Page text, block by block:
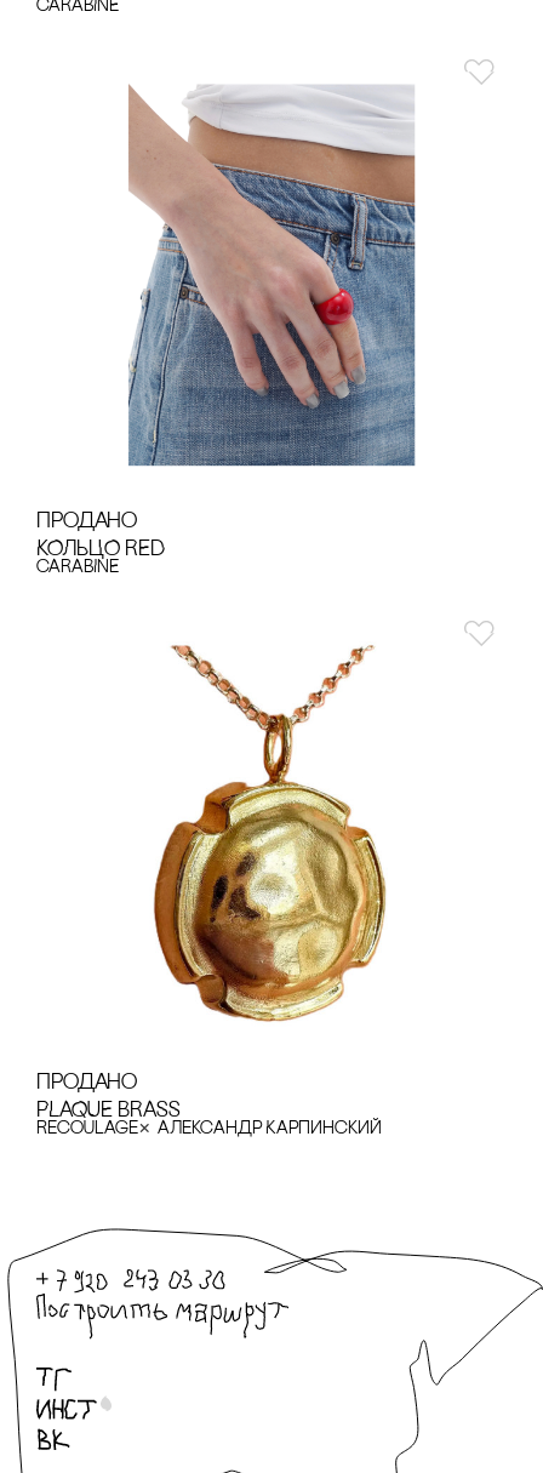
cARABINE
продано
КОЛЬЦО RED
cARABINE
продано
PLAQUE BRASS
recoulage× Александр Карпинский